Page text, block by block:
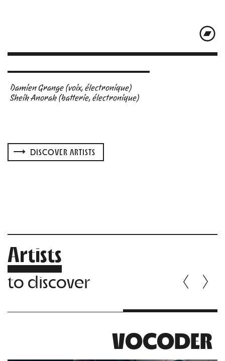
Damien Grange (voix, électronique)
Sheik Anorak (batterie, électronique)
DISCOVER ARTISTS
Artists
to discover
VOCODER